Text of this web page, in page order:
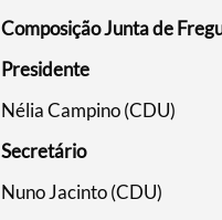
Composição Junta de
Presidente
Nélia Campino (CDU)
Secretário
Nuno Jacinto (CDU)